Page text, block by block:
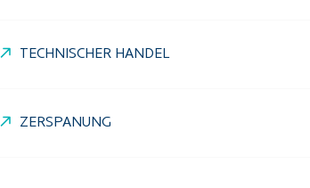
TECHNISCHER HANDEL
ZERSPANUNG